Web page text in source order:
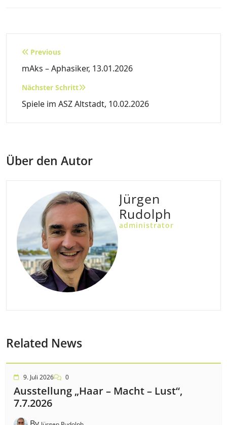
Beitragsnavigation
Previous
mAks – Aphasiker, 13.01.2026
Nächster Schritt
Spiele im ASZ Altstadt, 10.02.2026
Über den Autor
Jürgen
Rudolph
administrator
Related News
9. Juli 2026 0
Ausstellung „Haar – Macht – Lust“,
7.7.2026